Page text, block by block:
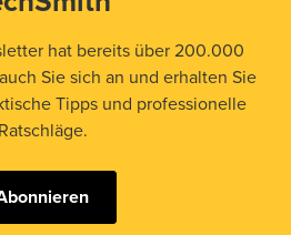
hat bereits über 200.000
Sie sich an und erhalten Sie
Tipps und professionelle
Ratschläge.